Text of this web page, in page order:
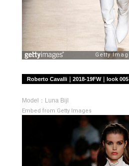
Roberto Cavalli｜2018-19FW｜look 005
Model：Luna Bijl
Embed from Getty Images